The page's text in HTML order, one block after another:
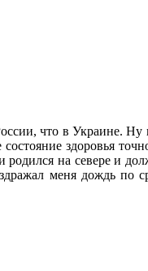
что в Украине.
здоровья
на севере и
меня дождь по